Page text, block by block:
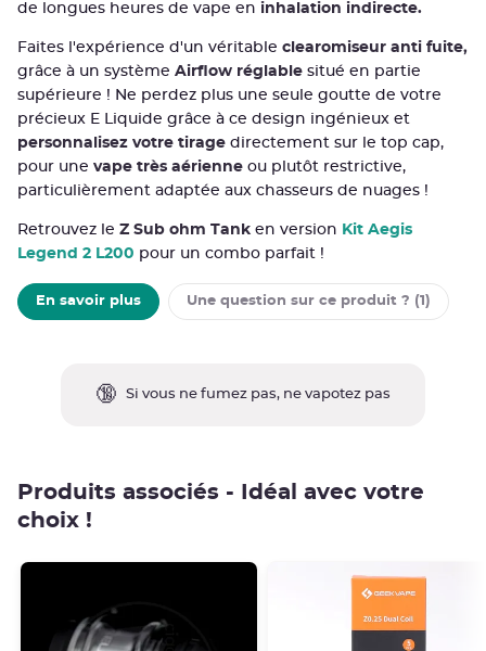
de longues heures de vape en inhalation indirecte.
Faites l'expérience d'un véritable clearomiseur anti fuite,
grâce à un système Airflow réglable situé en partie
supérieure ! Ne perdez plus une seule goutte de votre
précieux E Liquide grâce à ce design ingénieux et
personnalisez votre tirage directement sur le top cap,
pour une vape très aérienne ou plutôt restrictive,
particulièrement adaptée aux chasseurs de nuages !
Retrouvez le Z Sub ohm Tank en version Kit Aegis
Legend 2 L200 pour un combo parfait !
En savoir plus Une question sur ce produit ? (1)
🔞 Si vous ne fumez pas, ne vapotez pas
Produits associés - Idéal avec votre
choix !